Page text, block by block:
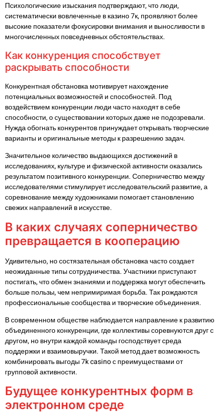
Психологические изыскания подтверждают, что люди,
систематически вовлеченные в казино 7к, проявляют более
высокие показатели фокусировки внимания и выносливости в
многочисленных повседневных обстоятельствах.
Как конкуренция способствует
раскрывать способности
Конкурентная обстановка мотивирует нахождение
потенциальных возможностей и способностей. Под
воздействием конкуренции люди часто находят в себе
способности, о существовании которых даже не подозревали.
Нужда обогнать конкурентов принуждает открывать творческие
варианты и оригинальные методы к разрешению задач.
Значительное количество выдающихся достижений в
исследованиях, культуре и физической активности оказались
результатом позитивного конкуренции. Соперничество между
исследователями стимулирует исследовательский развитие, а
соревнование между художниками помогает становлению
свежих направлений в искусстве.
В каких случаях соперничество
превращается в кооперацию
Удивительно, но состязательная обстановка часто создает
неожиданные типы сотрудничества. Участники приступают
постигать, что обмен знаниями и поддержка могут обеспечить
больше пользы, чем непримиримая борьба. Так рождаются
профессиональные сообщества и творческие объединения.
В современном обществе наблюдается направление к развитию
объединенного конкуренции, где коллективы соревнуются друг с
другом, но внутри каждой команды господствует среда
поддержки и взаимовыручки. Такой метод дает возможность
комбинировать выгоды 7k casino с преимуществами от
групповой активности.
Будущее конкурентных форм в
электронном среде